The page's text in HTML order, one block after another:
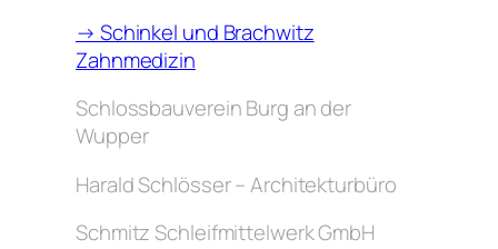
→ Schinkel und Brachwitz
Zahnmedizin
Schlossbauverein Burg an der
Wupper
Harald Schlösser – Architekturbüro
Schmitz Schleifmittelwerk GmbH